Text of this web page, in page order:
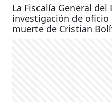
La Fiscalía General del
investigación de
muerte de Cristian